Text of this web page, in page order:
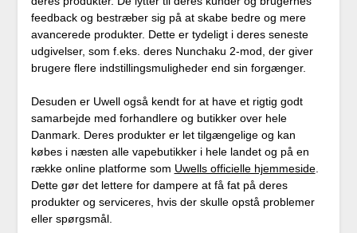
feedback og bestræber sig på at skabe bedre og mere
avancerede produkter. Dette er tydeligt i deres seneste
udgivelser, som f.eks. deres Nunchaku 2-mod, der giver
brugere flere indstillingsmuligheder end sin forgænger.
Desuden er Uwell også kendt for at have et rigtig godt
samarbejde med forhandlere og butikker over hele
Danmark. Deres produkter er let tilgængelige og kan
købes i næsten alle vapebutikker i hele landet og på en
række online platforme som Uwells officielle hjemmeside.
Dette gør det lettere for dampere at få fat på deres
produkter og serviceres, hvis der skulle opstå problemer
eller spørgsmål.